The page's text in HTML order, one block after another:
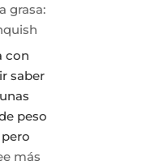
grasa:
con
saber
peso
más